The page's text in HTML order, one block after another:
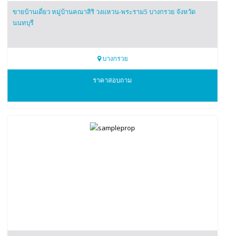
0997824926
ขายบ้านเดี่ยว หมู่บ้านคณาสิริ วงแหวน-พระราม5 บางกรวย จังหวัด
นนทบุรี
บางกรวย
ราคาสอบถาม